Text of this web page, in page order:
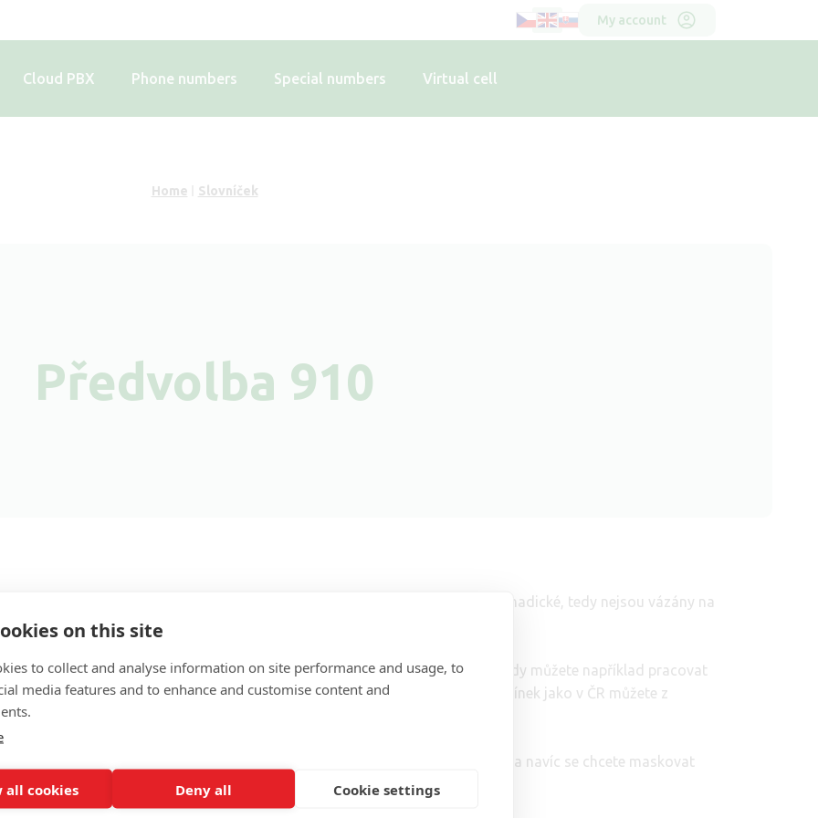
on this site
to collect and analyse information on site performance and usage, to
media features and to enhance and customise content and
all cookies Deny all Cookie settings
Horní
My account
Cloud PBX Phone numbers Special numbers Virtual cell
Home Slovníček
Předvolba 910
na protokolu
v ČR, tedy pro volání přes internet. Jsou takzvaně nomadické, tedy nejsou vázány na
ostatní běžné pevné linky.
použití není vázáno jen na region ČR, ale lze z něj volat i ze zahraničí. Tedy můžete například pracovat
své zákazníky za stejným podmínek, jako v ČR. A také za stejných podmínek jako v ČR můžete z
na mobilu nebo notebooku.
kdy chcete volat ze zahraničí za výhodných podmínek českého tarifu a navíc se chcete maskovat
Mobilní CLIP